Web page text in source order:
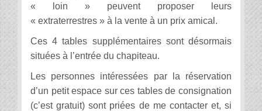
« loin » peuvent proposer leurs
« extraterrestres » à la vente à un prix amical.
Ces 4 tables supplémentaires sont désormais
situées à l’entrée du chapiteau.
Les personnes intéressées par la réservation
d’un petit espace sur ces tables de consignation
(c’est gratuit) sont priées de me contacter et, si